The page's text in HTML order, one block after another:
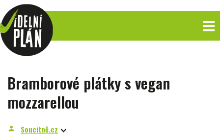
Bramborové plátky s vegan
mozzarellou
person Soucitně.cz